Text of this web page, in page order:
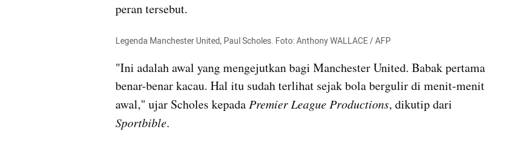
peran tersebut.
Legenda Manchester United, Paul Scholes. Foto: Anthony WALLACE / AFP
"Ini adalah awal yang mengejutkan bagi Manchester United. Babak pertama
benar-benar kacau. Hal itu sudah terlihat sejak bola bergulir di menit-menit
awal," ujar Scholes kepada Premier League Productions
Sportbible.